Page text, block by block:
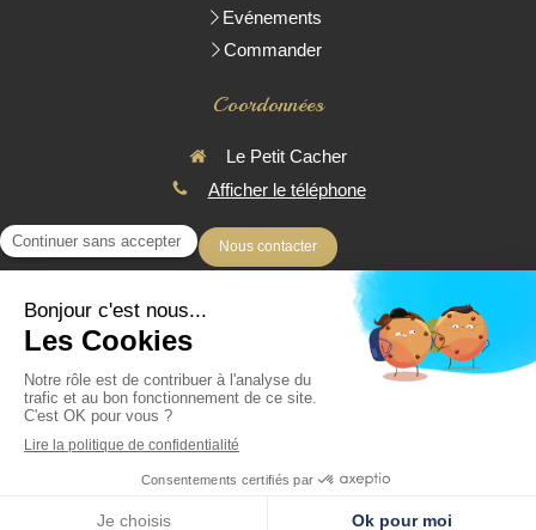
Evénements
Commander
Coordonnées
Le Petit Cacher
Afficher le téléphone
Nous contacter
* Toutes les pièces réalisées sont Parvé
© 2016 - Le Petit Cacher - Traiteur Cacher à domicile - Livraison
Création et référencement du site par Simplébo